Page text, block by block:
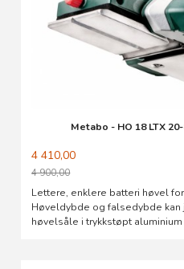
Metabo - HO 18 LTX
4 410,00
4 900,00
Rabatt
Lettere, enklere batteri høvel
Høveldybde og falsedybde
høvelsåle i trykkstøpt